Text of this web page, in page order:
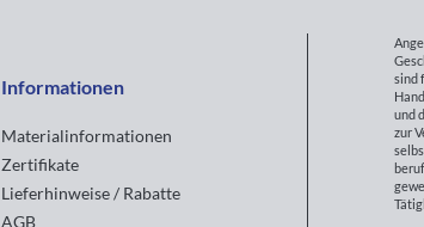
Informationen
Materialinformationen
Zertifikate
Lieferhinweise / Rabatte
AGB
sind
und
zur